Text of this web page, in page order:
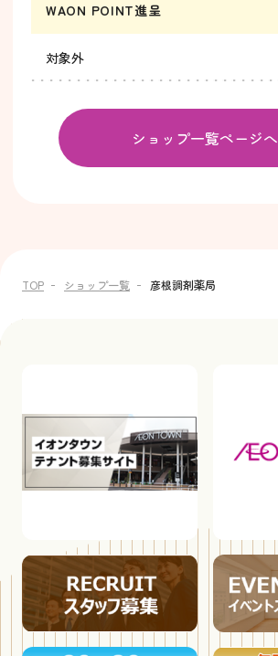
WAON POINT進呈
対象外
ショップ一覧ページへ
TOP ショップ一覧 彦根調剤薬局